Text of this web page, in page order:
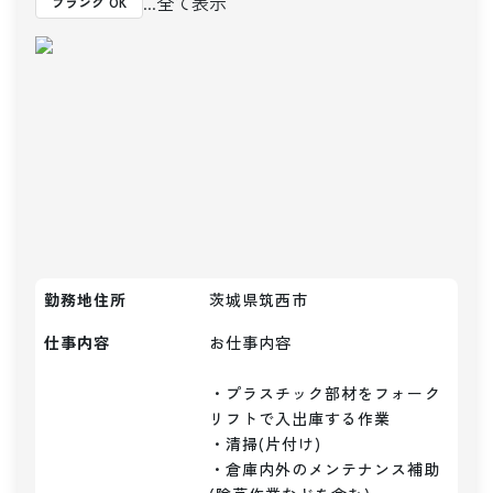
勤務地住所
茨城県筑西市
仕事内容
お仕事内容
・プラスチック部材をフォーク
リフトで入出庫する作業
・清掃(片付け)
・倉庫内外のメンテナンス補助